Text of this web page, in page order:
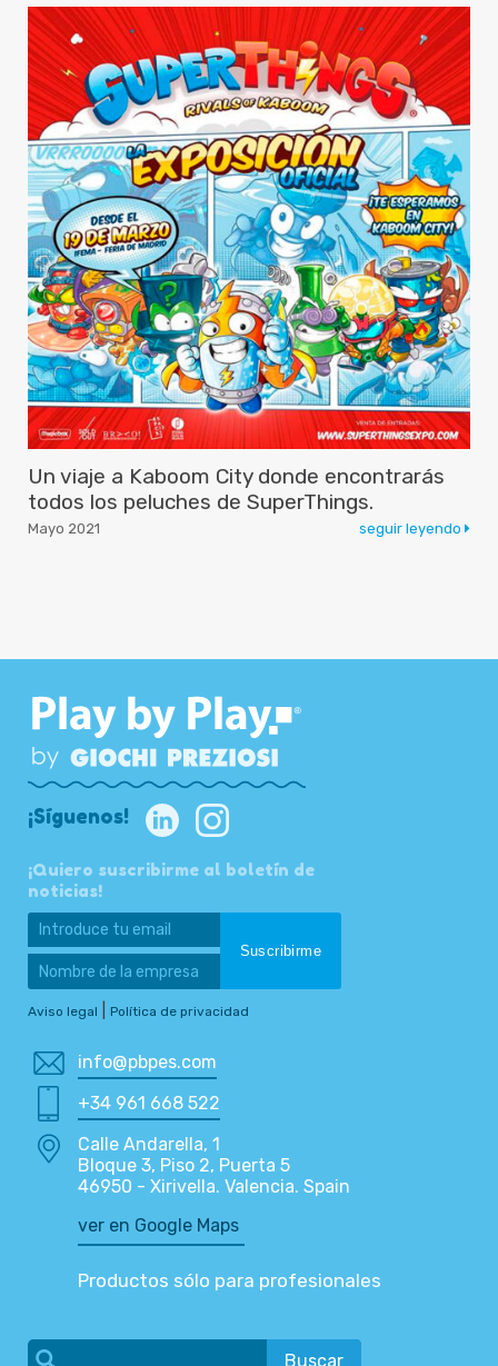
Un viaje a Kaboom City donde encontrarás
todos los peluches de SuperThings.
seguir leyendo
Mayo 2021
¡Síguenos!
¡Quiero suscribirme al boletín de
noticias!
Aviso legal Política de privacidad
info@pbpes.com
+34 961 668 522
Calle Andarella, 1
Bloque 3, Piso 2, Puerta 5
46950 - Xirivella. Valencia. Spain
ver en Google Maps
Productos sólo para profesionales
Buscar